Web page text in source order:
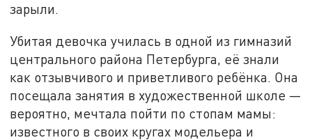
зарыли.
Убитая девочка училась в одной из гимназий
центрального района Петербурга, её знали
как отзывчивого и приветливого ребёнка. Она
посещала занятия в художественной школе —
вероятно, мечтала пойти по стопам мамы:
известного в своих кругах модельера и